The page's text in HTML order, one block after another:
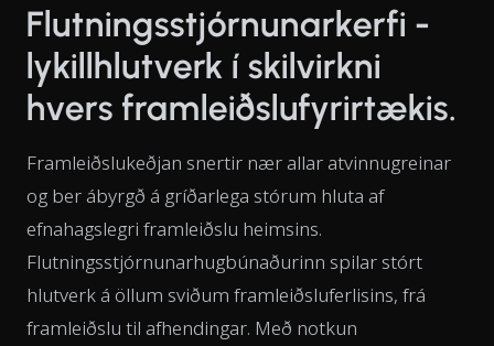
Flutningsstjórnunarkerfi -
lykillhlutverk í skilvirkni
hvers framleiðslufyrirtækis.
Framleiðslukeðjan snertir nær allar atvinnugreinar
og ber ábyrgð á gríðarlega stórum hluta af
efnahagslegri framleiðslu heimsins.
Flutningsstjórnunarhugbúnaðurinn spilar stórt
hlutverk á öllum sviðum framleiðsluferlisins, frá
framleiðslu til afhendingar. Með notkun